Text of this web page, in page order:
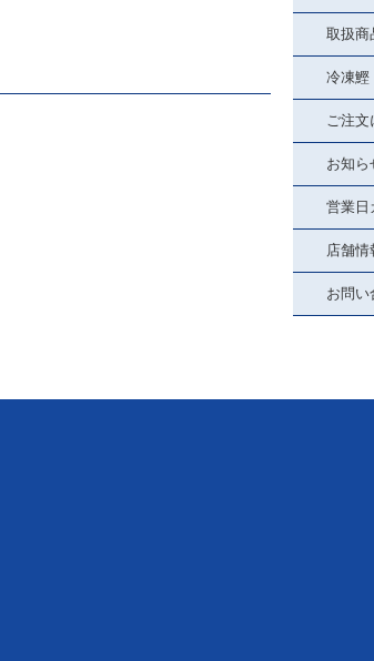
取扱商
冷凍鰹
ご注文
お知ら
営業日
店舗情
お問い